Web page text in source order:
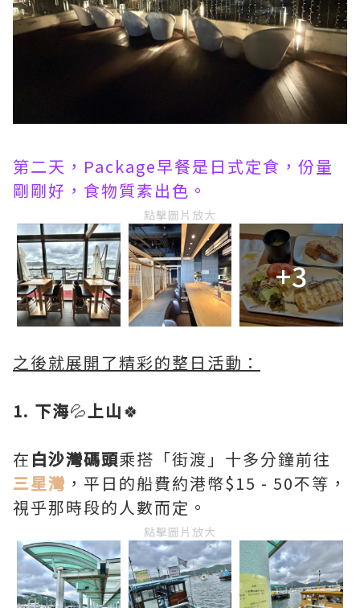
第二天，Package早餐是日式定食，份量
剛剛好，食物質素出色。
點擊圖片放大
+3
之後就展開了精彩的整日活動：
1. 下海💦上山🍀
在 白沙灣碼頭乘搭「街渡」十多分鐘前往
三星灣 ，平日的船費約港幣$15 - 50不等，
視乎那時段的人數而定。
點擊圖片放大